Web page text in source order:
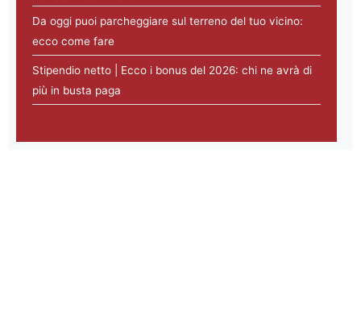
Da oggi puoi parcheggiare sul terreno del tuo vicino:
ecco come fare
Stipendio netto | Ecco i bonus del 2026: chi ne avrà di
più in busta paga